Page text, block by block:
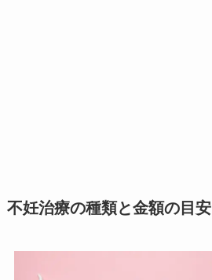
不妊治療の種類と金額の目安